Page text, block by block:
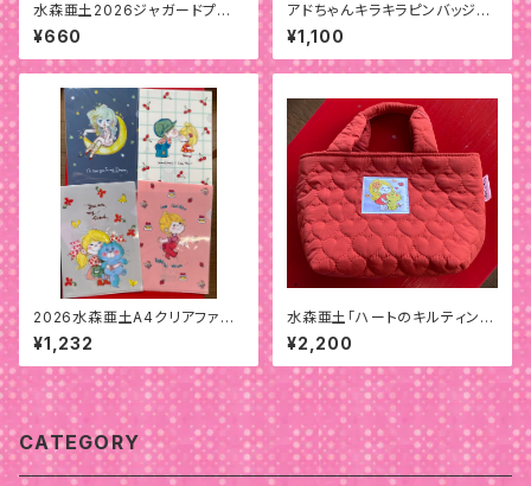
水森亜土2026ジャガードプチタ
オルアップリケ付
¥660
アドちゃんキラキラピンバッジ
「セ・シック」
¥1,100
2026水森亜土A4クリアファイ
ル(4枚)セット
¥1,232
水森亜土「ハートのキルティング
ランチバッグ」
¥2,200
CATEGORY